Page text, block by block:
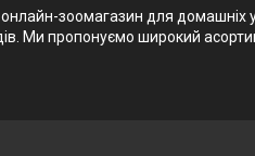
зоомагазин для домашніх
Ми пропонуємо широкий